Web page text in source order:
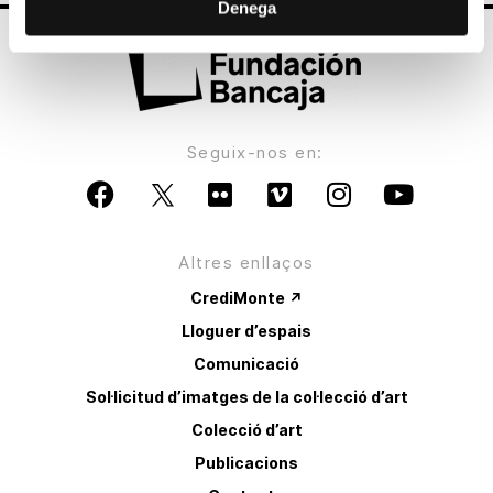
Denega
Seguix-nos en:
Altres enllaços
CrediMonte ↗
Lloguer d’espais
Comunicació
Sol·licitud d’imatges de la col·lecció d’art
Colecció d’art
Publicacions